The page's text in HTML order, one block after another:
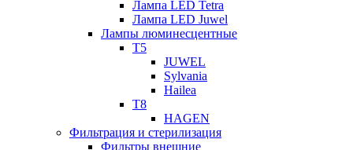
Лампа LED Tetra
Лампа LED Juwel
Лампы люминесцентные
T5
JUWEL
Sylvania
Hailea
T8
HAGEN
Фильтрация и стерилизация
Фильтры внешние